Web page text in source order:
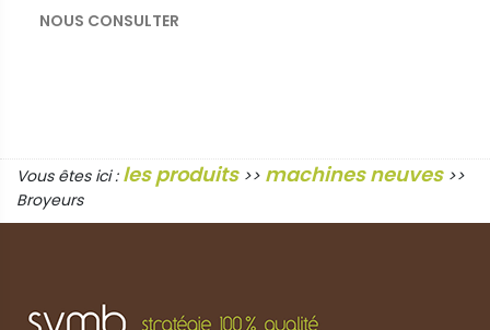
NOUS CONSULTER
Vous êtes ici : les produits>> machines neuves>>
Broyeurs